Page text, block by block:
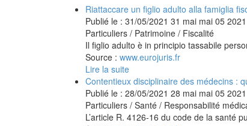
Riattaccare un figlio adulto alla famiglia
Publié le : 31/05/2021 31 mai mai 05 2021
Particuliers / Patrimoine / Fiscalité
Il figlio adulto è in principio tassabile
Source : www.eurojuris.fr
Lire la suite
Contentieux disciplinaire des médecins :
Publié le : 28/05/2021 28 mai mai 05 2021
Particuliers / Santé / Responsabilité
L’article R. 4126-16 du code de la santé